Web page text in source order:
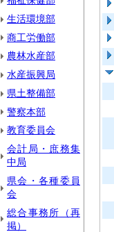
生活環境部
商工労働部
農林水産部
水産振興局
県土整備部
警察本部
教育委員会
会計局・庶務集
中局
県会・各種委員
会
総合事務所（再
掲）